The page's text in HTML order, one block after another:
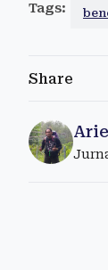
Tags:
Share